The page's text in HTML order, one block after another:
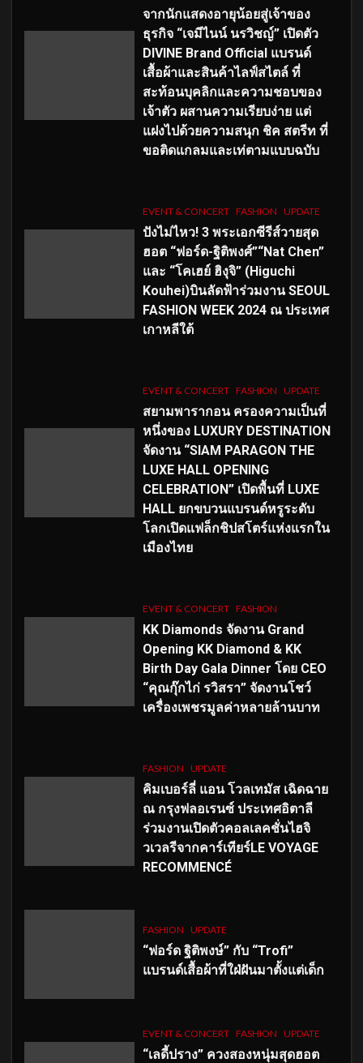
จากนักแสดงอายุน้อยสู่เจ้าของ
ธุรกิจ “เจมีไนน์ นรวิชญ์” เปิดตัว
DIVINE Brand Official แบรนด์
เสื้อผ้าและสินค้าไลฟ์สไตล์ ที่
สะท้อนบุคลิกและความชอบของ
เจ้าตัว ผสานความเรียบง่าย แต่
แฝงไปด้วยความสนุก ชิค สตรีท ที่
ขอติดแกลมและเท่ตามแบบฉบับ
EVENT & CONCERT FASHION UPDATE
ปังไม่ไหว! 3 พระเอกซีรีส์วายสุด
ฮอต “ฟอร์ด-ฐิติพงศ์”“Nat Chen”
และ “โคเฮย์ ฮิงุจิ” (Higuchi
Kouhei)บินลัดฟ้าร่วมงาน SEOUL
FASHION WEEK 2024 ณ ประเทศ
เกาหลีใต้
EVENT & CONCERT FASHION UPDATE
สยามพารากอน ครองความเป็นที่
หนึ่งของ LUXURY DESTINATION
จัดงาน “SIAM PARAGON THE
LUXE HALL OPENING
CELEBRATION” เปิดพื้นที่ LUXE
HALL ยกขบวนแบรนด์หรูระดับ
โลกเปิดแฟล็กชิปสโตร์แห่งแรกใน
เมืองไทย
EVENT & CONCERT FASHION
KK Diamonds จัดงาน Grand
Opening KK Diamond & KK
Birth Day Gala Dinner โดย CEO
“คุณกุ๊กไก่ รวิสรา” จัดงานโชว์
เครื่องเพชรมูลค่าหลายล้านบาท
FASHION UPDATE
คิมเบอร์ลี่ แอน โวลเทมัส เฉิดฉาย
ณ กรุงฟลอเรนซ์ ประเทศอิตาลี
ร่วมงานเปิดตัวคอลเลคชั่นไฮจิ
วเวลรีจากคาร์เทียร์LE VOYAGE
RECOMMENCÉ
FASHION UPDATE
“ฟอร์ด ฐิติพงษ์” กับ “Trofi”
แบรนด์เสื้อผ้าที่ใฝ่ฝันมาตั้งแต่เด็ก
EVENT & CONCERT FASHION UPDATE
“เลดี้ปราง” ควงสองหนุ่มสุดฮอต